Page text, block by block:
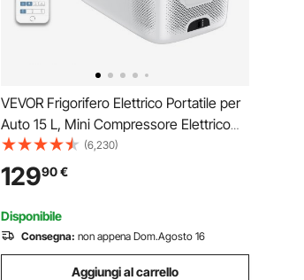
VEVOR Frigorifero Elettrico Portatile per
Auto 15 L, Mini Compressore Elettrico
CC 12 V 24 V con Modalità Freddo e
Caldo Controllo Tramite App, Design
Compatto e Antiurto, per Camper
Camion Barca
(6,230)
12990€
Disponibile
Consegna: non appena Dom.Agosto 16
Aggiungi al carrello